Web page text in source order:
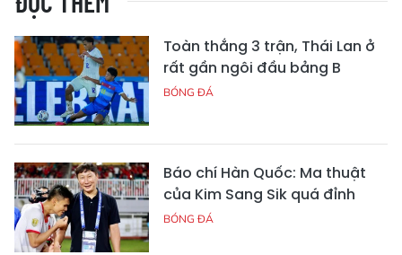
Toàn thắng 3 trận, Thái Lan ở
rất gần ngôi đầu bảng B
BÓNG ĐÁ
Báo chí Hàn Quốc: Ma thuật
của Kim Sang Sik quá đỉnh
BÓNG ĐÁ